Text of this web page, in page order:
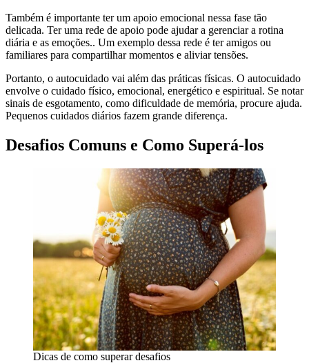
Também é importante ter um apoio emocional nessa fase tão
delicada. Ter uma rede de apoio pode ajudar a gerenciar a rotina
diária e as emoções.. Um exemplo dessa rede é ter amigos ou
familiares para compartilhar momentos e aliviar tensões.
Portanto, o autocuidado vai além das práticas físicas. O autocuidado
envolve o cuidado físico, emocional, energético e espiritual. Se notar
sinais de esgotamento, como dificuldade de memória, procure ajuda.
Pequenos cuidados diários fazem grande diferença.
Desafios Comuns e Como Superá-los
Dicas de como superar desafios